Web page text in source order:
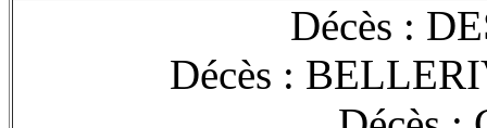
Décès :
Décès :